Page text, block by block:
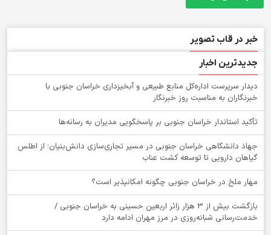
خبر در قاب تصویر
جدیدترین اخبار
دیدار سرپرست اداره‌کل منابع طبیعی و آبخیزداری خراسان جنوبی با
خبرنگاران به مناسبت روز خبرنگار
تأکید استاندار خراسان جنوبی بر پاسخگویی مدیران به رسانه‌ها
جهاد دانشگاهی خراسان جنوبی در مسیر تجاری‌سازی دانش‌بنیان؛ از اطلس
گیاهان دارویی تا توسعه کشت عناب
‌مهار ملخ در خراسان جنوبی چگونه امکانپذیر است؟
بازگشت بیش از ۳ هزار زائر اربعین حسینی به خراسان جنوبی /
خدمت‌رسانی شبانه‌روزی در مرز مهران ادامه دارد